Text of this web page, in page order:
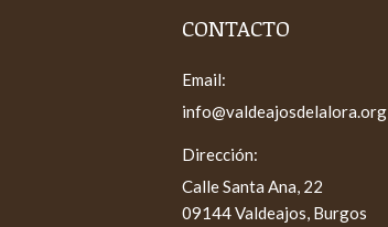
CONTACTO
Email:
info@valdeajosdelalora.org
Dirección:
Calle Santa Ana, 22
09144 Valdeajos, Burgos